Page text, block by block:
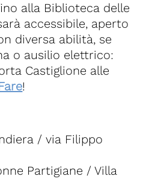
alla Biblioteca delle
accessibile, aperto
diversa abilità, se
o ausilio elettrico:
Castiglione alle
!
/ via Filippo
Partigiane / Villa